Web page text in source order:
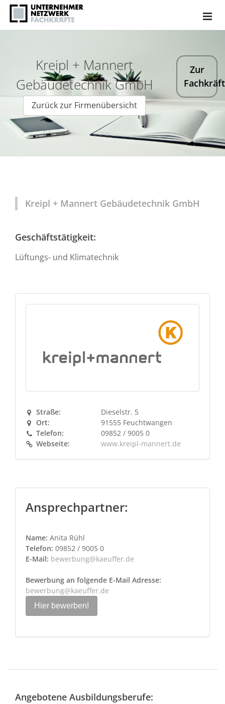
Kreipl + Mannert
Gebäudetechnik GmbH
Zurück zur Firmenübersicht
Zur
Kreipl + Mannert Gebäudetechnik GmbH
Geschäftstätigkeit:
Lüftungs- und Klimatechnik
Straße:
Dieselstr. 5
Ort:
91555 Feuchtwangen
Telefon:
09852 / 9005 0
Webseite:
www.kreipl-mannert.de
Ansprechpartner:
Name: Anita Rühl
Telefon: 09852 / 9005 0
E-Mail: bewerbung@kaeuffer.de
Bewerbung an folgende E-Mail Adresse:
bewerbung@kaeuffer.de
Hier bewerben!
Angebotene Ausbildungsberufe: